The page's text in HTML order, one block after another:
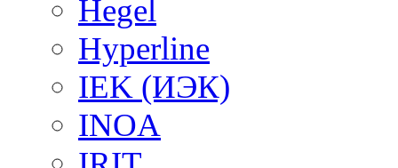
Hegel
Hyperline
IEK (ИЭК)
INOA